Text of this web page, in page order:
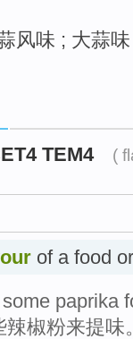
风味 ; 大蒜味
TEM4 (
of a food
paprika
辣椒粉来提味